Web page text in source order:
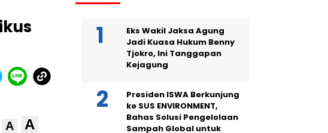
A A
Eks Wakil Jaksa Agung
Jadi Kuasa Hukum Benny
Tjokro, Ini Tanggapan
Kejagung
Presiden ISWA Berkunjung
ke SUS ENVIRONMENT,
Bahas Solusi Pengelolaan
Sampah Global untuk